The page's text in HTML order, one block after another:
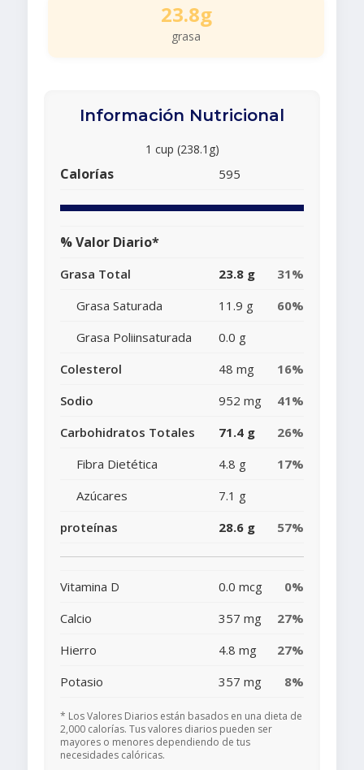
23.8g
grasa
Información Nutricional
1 cup (238.1g)
Calorías 595
% Valor Diario*
Grasa Total 23.8 g
31%
Grasa Saturada
11.9 g
60%
Grasa Poliinsaturada
0.0 g
Colesterol
48 mg
16%
Sodio
952 mg
41%
Carbohidratos Totales
71.4 g
26%
Fibra Dietética
4.8 g
17%
Azúcares
7.1 g
proteínas
28.6 g 57%
Vitamina D 0.0 mcg
0%
Calcio
357 mg
27%
Hierro
4.8 mg
27%
Potasio
357 mg 8%
* Los Valores Diarios están basados en una dieta de
2,000 calorías. Tus valores diarios pueden ser
mayores o menores dependiendo de tus
necesidades calóricas.